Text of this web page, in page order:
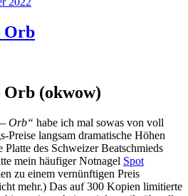
Orb
(okwow)
– Orb“ habe ich mal sowas von voll
Preise langsam dramatische Höhen
des Schweizer Beatschmieds
mein häufiger Notnagel Spot
zu einem vernünftigen Preis
mehr.) Das auf 300 Kopien limitierte